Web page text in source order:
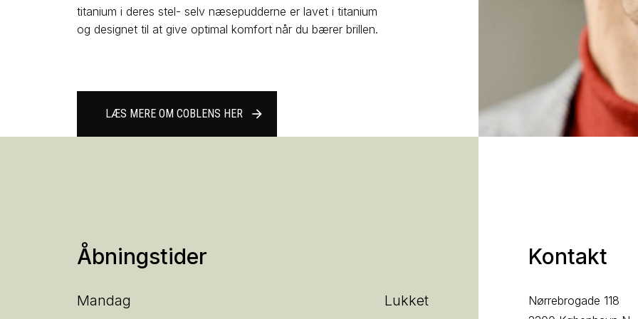
titanium i deres stel- selv næsepudderne er lavet i titanium
og designet til at give optimal komfort når du bærer brillen.
LÆS MERE OM COBLENS HER arrow_forward
Åbningstider
Mandag
Lukket
Kontakt
Nørrebrogade 118